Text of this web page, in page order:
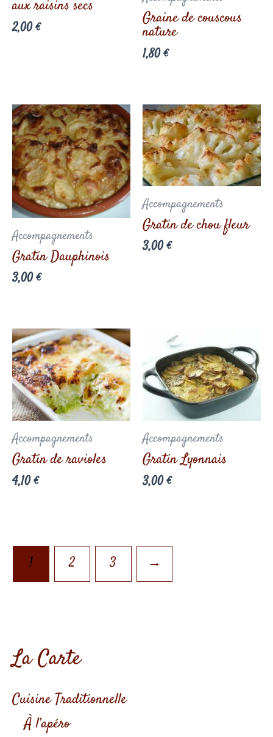
aux raisins secs
2,00€
Graine de couscous
nature
1,80€
Accompagnements
Gratin Dauphinois
3,00€
Accompagnements
Gratin de chou fleur
3,00€
Accompagnements
Gratin de ravioles
4,10€
Accompagnements
Gratin Lyonnais
3,00€
1 2 3 →
La Carte
Cuisine Traditionnelle
À l’apéro